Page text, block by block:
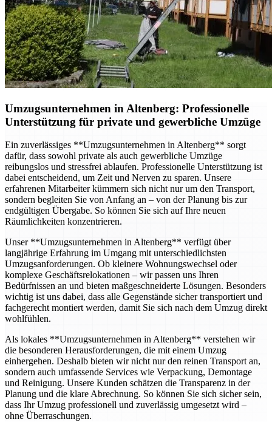
Umzugsunternehmen in Altenberg: Professionelle
Unterstützung für private und gewerbliche Umzüge
Ein zuverlässiges **Umzugsunternehmen in Altenberg** sorgt
dafür, dass sowohl private als auch gewerbliche Umzüge
reibungslos und stressfrei ablaufen. Professionelle Unterstützung ist
dabei entscheidend, um Zeit und Nerven zu sparen. Unsere
erfahrenen Mitarbeiter kümmern sich nicht nur um den Transport,
sondern begleiten Sie von Anfang an – von der Planung bis zur
endgültigen Übergabe. So können Sie sich auf Ihre neuen
Räumlichkeiten konzentrieren.
Unser **Umzugsunternehmen in Altenberg** verfügt über
langjährige Erfahrung im Umgang mit unterschiedlichsten
Umzugsanforderungen. Ob kleinere Wohnungswechsel oder
komplexe Geschäftsrelokationen – wir passen uns Ihren
Bedürfnissen an und bieten maßgeschneiderte Lösungen. Besonders
wichtig ist uns dabei, dass alle Gegenstände sicher transportiert und
fachgerecht montiert werden, damit Sie sich nach dem Umzug direkt
wohlfühlen.
Als lokales **Umzugsunternehmen in Altenberg** verstehen wir
die besonderen Herausforderungen, die mit einem Umzug
einhergehen. Deshalb bieten wir nicht nur den reinen Transport an,
sondern auch umfassende Services wie Verpackung, Demontage
und Reinigung. Unsere Kunden schätzen die Transparenz in der
Planung und die klare Abrechnung. So können Sie sich sicher sein,
dass Ihr Umzug professionell und zuverlässig umgesetzt wird –
ohne Überraschungen.